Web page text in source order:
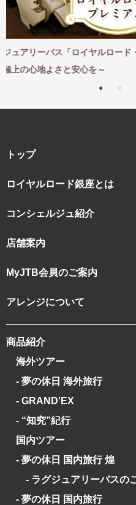
ム」～特別な旅 紅葉とともに
トップ
ロイヤルロード銀座とは
コンシェルジュ紹介
店舗案内
MyJTB会員のご案内
アレンジについて
商品紹介
海外ツアー
- 夢の休日 海外旅行
- GRAND'EX
- “知究”紀行
国内ツアー
- 夢の休日 国内旅行 煌
- ラグジュアリーバスの
- 夢の休日 国内旅行